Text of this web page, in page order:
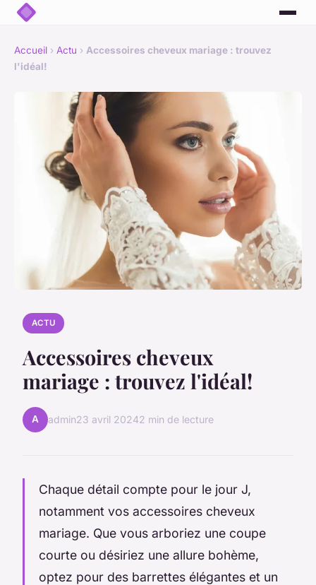
Accueil › Actu › Accessoires cheveux mariage : trouvez
l'idéal!
ACTU
Accessoires cheveux
mariage : trouvez l'idéal!
A admin23 avril 20242 min de lecture
Chaque détail compte pour le jour J,
notamment vos accessoires cheveux
mariage. Que vous arboriez une coupe
courte ou désiriez une allure bohème,
optez pour des barrettes élégantes et un